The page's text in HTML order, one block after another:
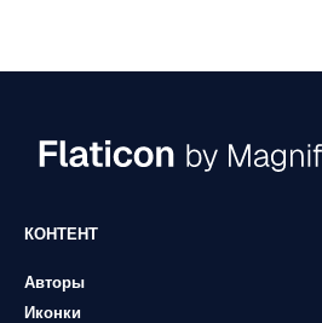
КОНТЕНТ
Авторы
Иконки